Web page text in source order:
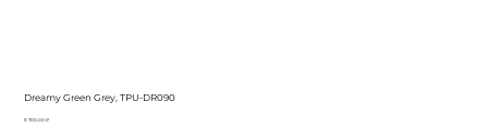
Dreamy Green Grey, TPU-DR090
Цена
9 700,00 ₽